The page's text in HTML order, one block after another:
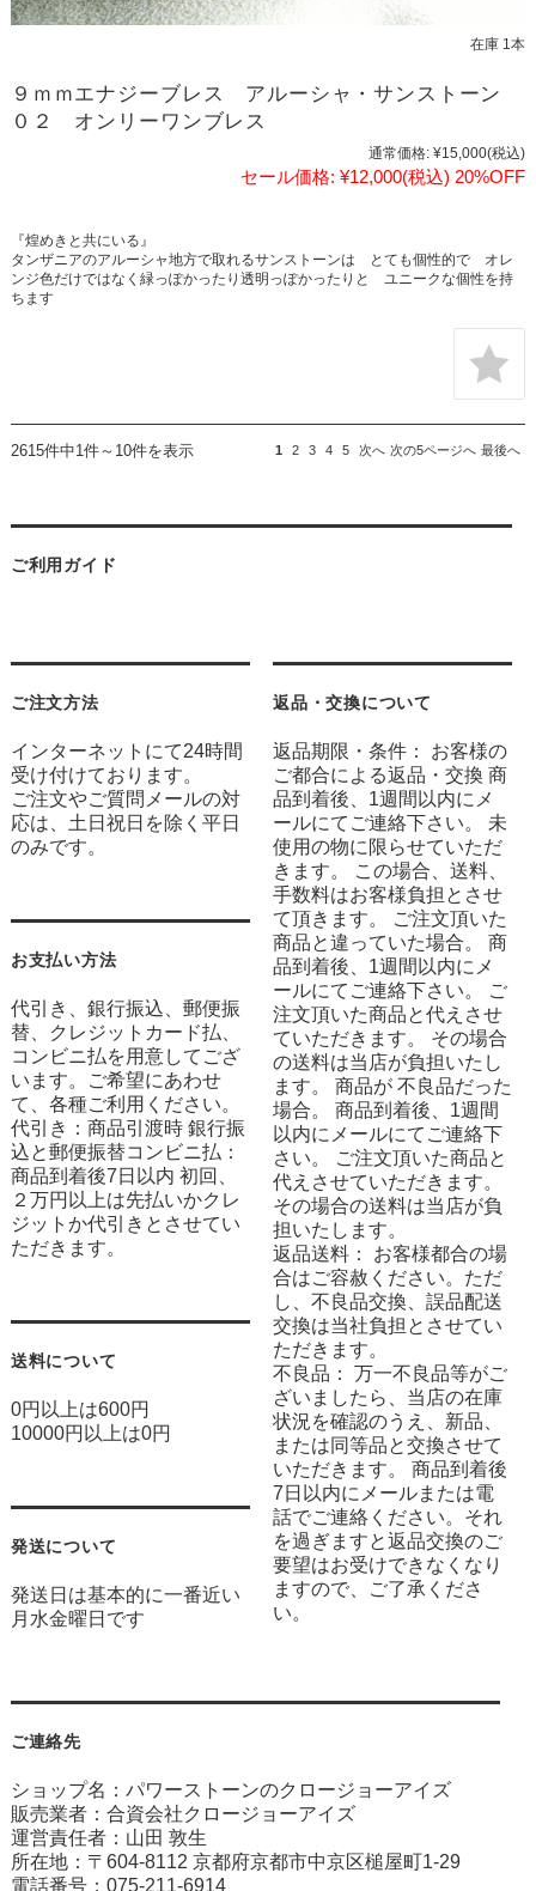
在庫 1本
９ｍｍエナジーブレス アルーシャ・サンストーン
０２ オンリーワンブレス
通常価格: ¥15,000(税込)
セール価格: ¥12,000(税込) 20%OFF
『煌めきと共にいる』
タンザニアのアルーシャ地方で取れるサンストーンは とても個性的で オレ
ンジ色だけではなく緑っぽかったり透明っぽかったりと ユニークな個性を持
ちます
2615件中1件～10件を表示 1 2 3 4 5 次へ 次の5ページへ 最後へ
ご利用ガイド
ご注文方法
インターネットにて24時間
受け付けております。
ご注文やご質問メールの対
応は、土日祝日を除く平日
のみです。
お支払い方法
代引き、銀行振込、郵便振
替、クレジットカード払、
コンビニ払を用意してござ
います。ご希望にあわせ
て、各種ご利用ください。
代引き：商品引渡時 銀行振
込と郵便振替コンビニ払：
商品到着後7日以内 初回、
２万円以上は先払いかクレ
ジットか代引きとさせてい
ただきます。
送料について
0円以上は600円
10000円以上は0円
発送について
発送日は基本的に一番近い
月水金曜日です
返品・交換について
返品期限・条件： お客様の
ご都合による返品・交換 商
品到着後、1週間以内にメ
ールにてご連絡下さい。 未
使用の物に限らせていただ
きます。 この場合、送料、
手数料はお客様負担とさせ
て頂きます。 ご注文頂いた
商品と違っていた場合。 商
品到着後、1週間以内にメ
ールにてご連絡下さい。 ご
注文頂いた商品と代えさせ
ていただきます。 その場合
の送料は当店が負担いたし
ます。 商品が 不良品だった
場合。 商品到着後、1週間
以内にメールにてご連絡下
さい。 ご注文頂いた商品と
代えさせていただきます。
その場合の送料は当店が負
担いたします。
返品送料： お客様都合の場
合はご容赦ください。ただ
し、不良品交換、誤品配送
交換は当社負担とさせてい
ただきます。
不良品： 万一不良品等がご
ざいましたら、当店の在庫
状況を確認のうえ、新品、
または同等品と交換させて
いただきます。 商品到着後
7日以内にメールまたは電
話でご連絡ください。それ
を過ぎますと返品交換のご
要望はお受けできなくなり
ますので、ご了承くださ
い。
ご連絡先
ショップ名：パワーストーンのクロージョーアイズ
販売業者：合資会社クロージョーアイズ
運営責任者：山田 敦生
所在地：〒604-8112 京都府京都市中京区槌屋町1-29
電話番号：075-211-6914